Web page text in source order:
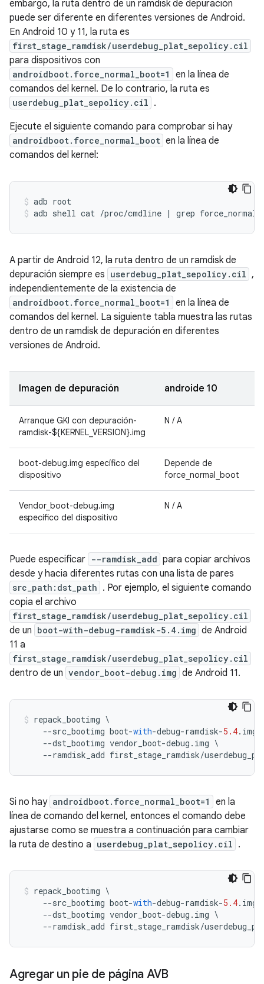
embargo, la ruta dentro de un ramdisk de depuración
puede ser diferente en diferentes versiones de Android.
En Android 10 y 11, la ruta es
first_stage_ramdisk/userdebug_plat_sepolicy.cil
para dispositivos con
androidboot.force_normal_boot=1
en la línea de
comandos del kernel. De lo contrario, la ruta es
userdebug_plat_sepolicy.cil .
Ejecute el siguiente comando para comprobar si hay
androidboot.force_normal_boot en la línea de
comandos del kernel:
adb root
adb shell cat /proc/cmdline | grep
A partir de Android 12, la ruta dentro de un ramdisk de
depuración siempre es userdebug_plat_sepolicy.cil ,
independientemente de la existencia de
androidboot.force_normal_boot=1
en la línea de
comandos del kernel. La siguiente tabla muestra las rutas
dentro de un ramdisk de depuración en diferentes
versiones de Android.
Imagen de depuración androide 10
Arranque GKI con depuración-
ramdisk-${KERNEL_VERSION}.img
N / A
boot-debug.img específico del
dispositivo
Depende de
force_normal_boot
Vendor_boot-debug.img
específico del dispositivo
N / A
Puede especificar --ramdisk_add para copiar archivos
desde y hacia diferentes rutas con una lista de pares
src_path:dst_path . Por ejemplo, el siguiente comando
copia el archivo
first_stage_ramdisk/userdebug_plat_sepolicy.cil
de un boot-with-debug-ramdisk-5.4.img de Android
11 a
first_stage_ramdisk/userdebug_plat_sepolicy.cil
dentro de un vendor_boot-debug.img de Android 11.
repack_bootimg \
--src_bootimg boot-with-debug-ramdisk-5.4. img
--dst_bootimg vendor_boot-debug . img \
--ramdisk_add first_stage_ramdisk/
Si no hay androidboot.force_normal_boot=1
en la
línea de comando del kernel, entonces el comando debe
ajustarse como se muestra a continuación para cambiar
la ruta de destino a userdebug_plat_sepolicy.cil .
repack_bootimg \
--src_bootimg boot-with-debug-ramdisk-5.4. img
--dst_bootimg vendor_boot-debug . img \
--ramdisk_add first_stage_ramdisk/
Agregar un pie de página AVB